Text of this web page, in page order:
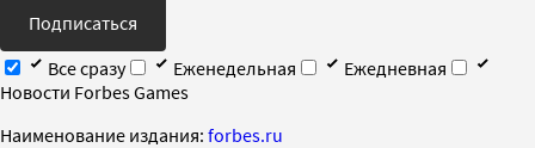
Подписаться
Все сразу
Еженедельная
Ежедневная
Новости Forbes Games
Наименование издания: forbes.ru